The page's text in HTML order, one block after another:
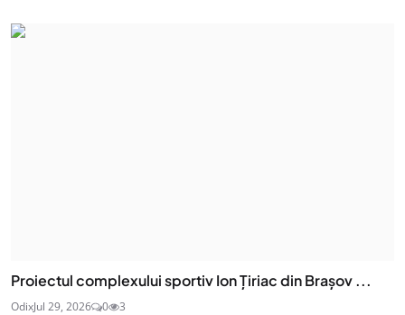
Proiectul complexului sportiv Ion Țiriac din Brașov ...
OdixJul 29, 2026 0 3